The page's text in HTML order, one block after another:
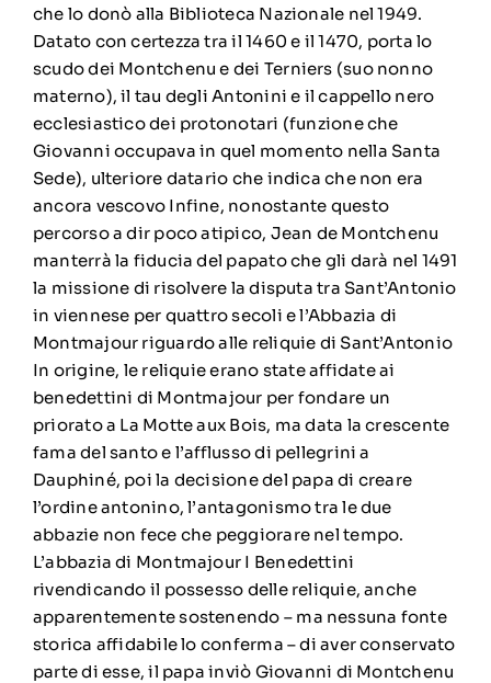
che lo donò alla Biblioteca Nazionale nel 1949.
Datato con certezza tra il 1460 e il 1470, porta lo
scudo dei Montchenu e dei Terniers (suo nonno
materno), il tau degli Antonini e il cappello nero
ecclesiastico dei protonotari (funzione che
Giovanni occupava in quel momento nella Santa
Sede), ulteriore datario che indica che non era
ancora vescovo Infine, nonostante questo
percorso a dir poco atipico, Jean de Montchenu
manterrà la fiducia del papato che gli darà nel 1491
la missione di risolvere la disputa tra Sant’Antonio
in viennese per quattro secoli e l’Abbazia di
Montmajour riguardo alle reliquie di Sant’Antonio
In origine, le reliquie erano state affidate ai
benedettini di Montmajour per fondare un
priorato a La Motte aux Bois, ma data la crescente
fama del santo e l’afflusso di pellegrini a
Dauphiné, poi la decisione del papa di creare
l’ordine antonino, l’antagonismo tra le due
abbazie non fece che peggiorare nel tempo.
L’abbazia di Montmajour I Benedettini
rivendicando il possesso delle reliquie, anche
apparentemente sostenendo – ma nessuna fonte
storica affidabile lo conferma – di aver conservato
parte di esse, il papa inviò Giovanni di Montchenu